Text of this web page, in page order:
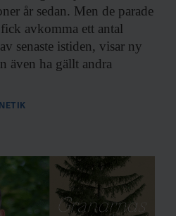
år sedan. Men de parade
avkomma ett antal
senaste istiden, visar ny
även ha gällt andra